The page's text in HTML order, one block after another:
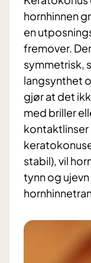
hornhinnen
en
fremover.
symmetrisk,
langsynthet
gjør at det
med briller
kontaktlinser
stabil), vil
tynn og